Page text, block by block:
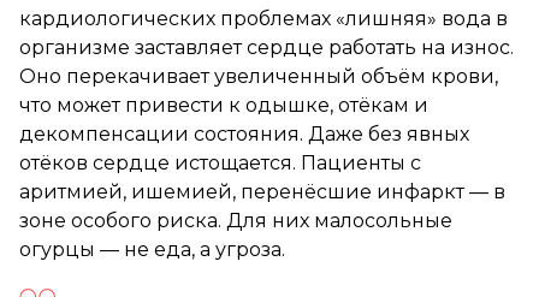
кардиологических проблемах «лишняя» вода в
организме заставляет сердце работать на износ.
Оно перекачивает увеличенный объём крови,
что может привести к одышке, отёкам и
декомпенсации состояния. Даже без явных
отёков сердце истощается. Пациенты с
аритмией, ишемией, перенёсшие инфаркт — в
зоне особого риска. Для них малосольные
огурцы — не еда, а угроза.